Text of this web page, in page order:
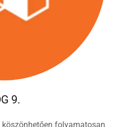
9.
folyamatosan